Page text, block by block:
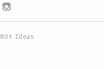
BOA Ideas